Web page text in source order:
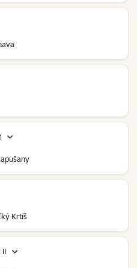
Krtíš
II